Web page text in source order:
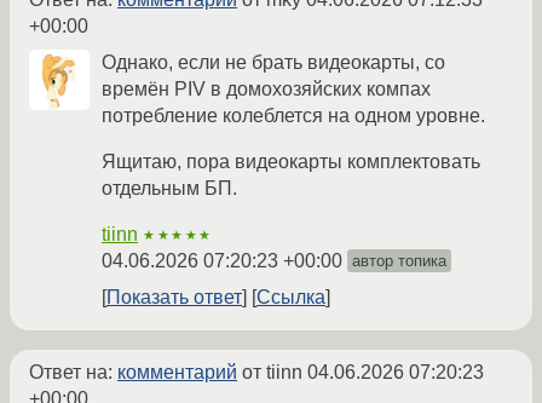
+00:00
Однако, если не брать видеокарты, со
времён PIV в домохозяйских компах
потребление колеблется на одном уровне.
Ящитаю, пора видеокарты комплектовать
отдельным БП.
tiinn ★★★★★
04.06.2026 07:20:23 +00:00 автор топика
Показать ответ Ссылка
Ответ на: комментарий от tiinn 04.06.2026 07:20:23